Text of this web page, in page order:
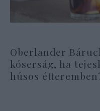
Oberlander
kóserság, ha
húsos